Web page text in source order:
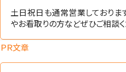
土日祝日も通常営業しておりま
やお看取りの方などぜひご相談く
ＰＲ文章